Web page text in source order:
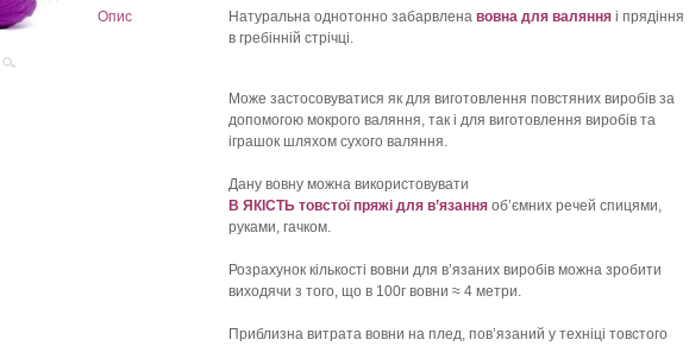
Опис Натуральна однотонно забарвлена вовна для валяння і прядіння
в гребінній стрічці.
Може застосовуватися як для виготовлення повстяних виробів за
допомогою мокрого валяння, так і для виготовлення виробів та
іграшок шляхом сухого валяння.
Дану вовну можна використовувати
В ЯКІСТЬ товстої пряжі для в’язання об’ємних речей спицями,
руками, гачком.
Розрахунок кількості вовни для в’язаних виробів можна зробити
виходячи з того, що в 100г вовни ≈ 4 метри.
Приблизна витрата вовни на плед, пов’язаний у техніці товстого